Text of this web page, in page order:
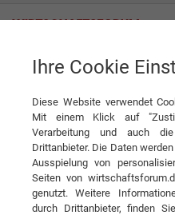
Gebr. Röders AG Die
Interview Gebr. Röders AG
DIESEN ARTIKEL
Die
Ihre Cookie
Diese Website verwendet
Mit einem Klick auf
Verarbeitung und auch
Drittanbieter. Die Daten
Ausspielung von
Seiten von
genutzt. Weitere
durch Drittanbieter, finden